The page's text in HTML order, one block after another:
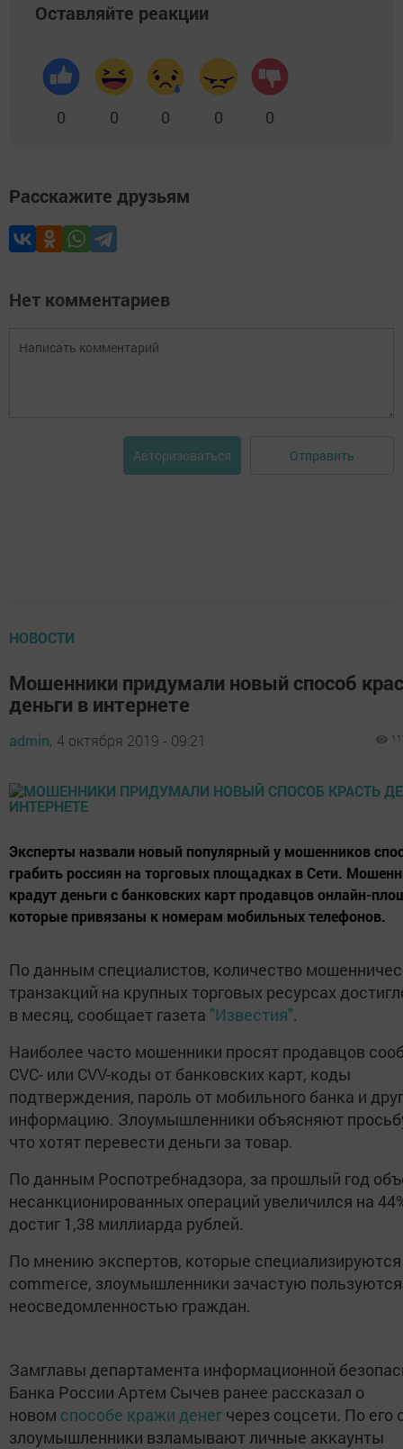
Оставляйте реакции
0 0 0 0 0
Расскажите друзьям
Нет комментариев
Авторизоваться Отправить
НОВОСТИ
Мошенники придумали новый способ
деньги в интернете
admin, 4 октября 2019 - 09:21
Эксперты назвали новый популярный у мошенников
грабить россиян на торговых площадках в Сети.
крадут деньги с банковских карт продавцов онлайн-
которые привязаны к номерам мобильных телефонов.
По данным специалистов, количество
транзакций на крупных торговых ресурсах
в месяц, сообщает газета "Известия".
Наиболее часто мошенники просят продавцов
CVC- или CVV-коды от банковских карт, коды
подтверждения, пароль от мобильного банка и
информацию. Злоумышленники объясняют
что хотят перевести деньги за товар.
По данным Роспотребнадзора, за прошлый год
несанкционированных операций увеличился на
достиг 1,38 миллиарда рублей.
По мнению экспертов, которые специализируются
commerce, злоумышленники зачастую пользуются
неосведомленностью граждан.
Замглавы департамента информационной
Банка России Артем Сычев ранее рассказал о
новом способе кражи денег через соцсети. По его
злоумышленники взламывают личные аккаунты